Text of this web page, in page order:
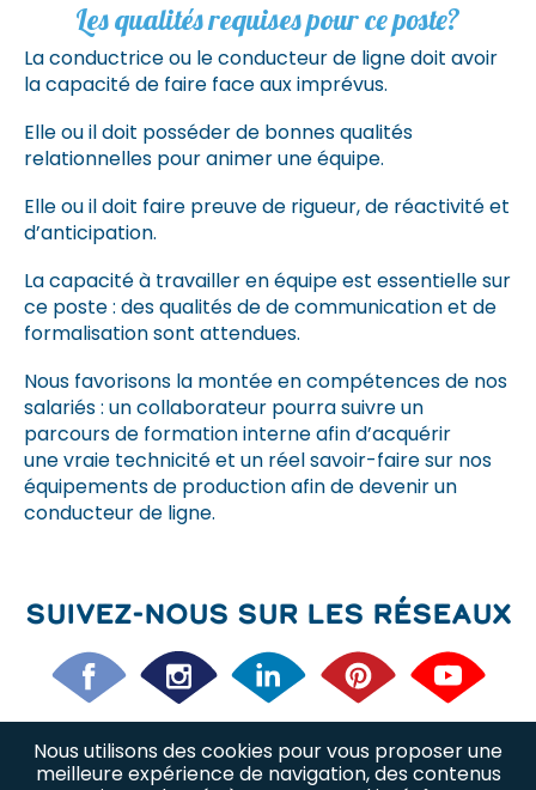
Les qualités requises pour ce poste?
La conductrice ou le conducteur de ligne doit avoir
la capacité de faire face aux imprévus.
Elle ou il doit posséder de bonnes qualités
relationnelles pour animer une équipe.
Elle ou il doit faire preuve de rigueur, de réactivité et
d’anticipation.
La capacité à travailler en équipe est essentielle sur
ce poste : des qualités de de communication et de
formalisation sont attendues.
Nous favorisons la montée en compétences de nos
salariés : un collaborateur pourra suivre un
parcours de formation interne afin d’acquérir
une vraie technicité et un réel savoir-faire sur nos
équipements de production afin de devenir un
conducteur de ligne.
Suivez-nous sur les réseaux
Nos offres d’emploi Nos métiers
Nous utilisons des cookies pour vous proposer une
meilleure expérience de navigation, des contenus